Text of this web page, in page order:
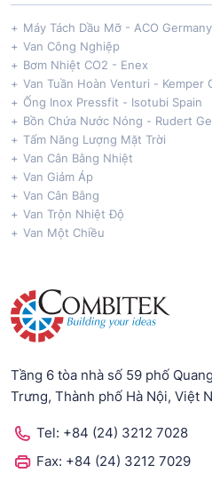
Máy Tách Dầu Mỡ - ACO Germany
Van Công Nghiệp
Bơm Nhiệt CO2 - Enex
Van Tuần Hoàn Venturi - Kemper
Ống Inox Pressfit - Isotubi Spain
Bồn Chứa Nước Nóng - Rudert
Tấm Năng Lượng Mặt Trời
Van Cân Bằng Nhiệt
Van Giảm Áp
Van Cân Bằng
Van Trộn Nhiệt Độ
Van Một Chiều
Tầng 6 tòa nhà số 59 phố
Trưng, Thành phố Hà Nội, Việt
Tel: +84 (24) 3212 7028
Fax: +84 (24) 3212 7029